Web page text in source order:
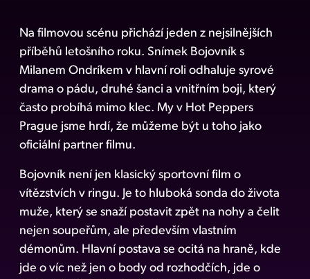
Na filmovou scénu přichází jeden z nejsilnějších
příběhů letošního roku. Snímek Bojovník s
Milanem Ondríkem v hlavní roli odhaluje syrové
drama o pádu, druhé šanci a vnitřním boji, který
často probíhá mimo klec. My v Hot Peppers
Prague jsme hrdí, že můžeme být u toho jako
oficiální partner filmu.
Bojovník není jen klasický sportovní film o
vítězstvích v ringu. Je to hluboká sonda do života
muže, který se snaží postavit zpět na nohy a čelit
nejen soupeřům, ale především vlastním
démonům. Hlavní postava se ocitá na hraně, kde
jde o víc než jen o body od rozhodčích, jde o